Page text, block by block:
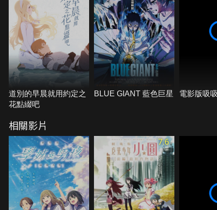
道別的早晨就用約定之
花點綴吧
BLUE GIANT 藍色巨星 電影版吸
相關影片
7.6